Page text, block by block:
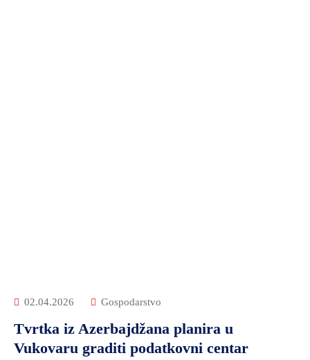
02.04.2026 Gospodarstvo
Tvrtka iz Azerbajdžana planira u
Vukovaru graditi podatkovni centar